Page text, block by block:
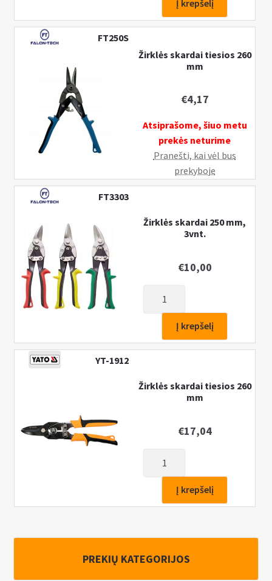
lakštinio
metalo
skardai
Į krepšelį
FT250S
Žirklės skardai tiesios 260
mm
€4,17
Atsiprašome, šiuo metu
prekės neturime
Pranešti, kai vėl bus
prekyboje
FT3303
Žirklės skardai 250 mm,
3vnt.
€10,00
skardai
250
3vnt.
Į krepšelį
YT-1912
Žirklės skardai tiesios 260
mm
€17,04
skardai
Į krepšelį
PREKIŲ KATEGORIJOS